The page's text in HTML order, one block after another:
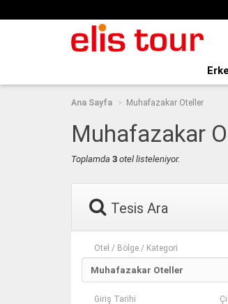
Ana Sayfa Muhafazakar Oteller
Muhafazakar
Toplamda 3 otel listeleniyor.
Tesis Ara
Otel / Bölge / Kategori
Giriş Tarihi